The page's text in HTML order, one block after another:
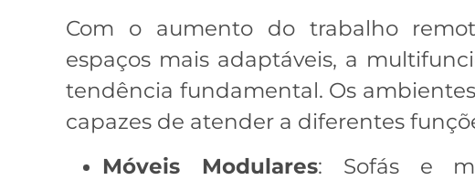
Com o aumento do trabalho
espaços mais adaptáveis, a
tendência fundamental. Os
capazes de atender a diferentes
Móveis Modulares: Sofás e